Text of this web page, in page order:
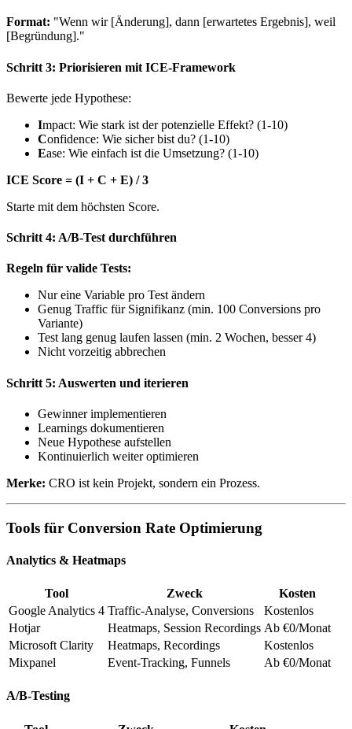
Format: "Wenn wir [Änderung], dann [erwartetes Ergebnis], weil
[Begründung]."
Schritt 3: Priorisieren mit ICE-Framework
Bewerte jede Hypothese:
Impact: Wie stark ist der potenzielle Effekt? (1-10)
Confidence: Wie sicher bist du? (1-10)
Ease: Wie einfach ist die Umsetzung? (1-10)
ICE Score = (I + C + E) / 3
Starte mit dem höchsten Score.
Schritt 4: A/B-Test durchführen
Regeln für valide Tests:
Nur eine Variable pro Test ändern
Genug Traffic für Signifikanz (min. 100 Conversions pro
Variante)
Test lang genug laufen lassen (min. 2 Wochen, besser 4)
Nicht vorzeitig abbrechen
Schritt 5: Auswerten und iterieren
Gewinner implementieren
Learnings dokumentieren
Neue Hypothese aufstellen
Kontinuierlich weiter optimieren
Merke: CRO ist kein Projekt, sondern ein Prozess.
Tools für Conversion Rate Optimierung
Analytics & Heatmaps
Tool Zweck
Kosten
Google Analytics 4 Traffic-Analyse, Conversions
Kostenlos
Hotjar
Heatmaps, Session Recordings Ab €0/Monat
Microsoft Clarity
Heatmaps, Recordings
Kostenlos
Mixpanel
Event-Tracking, Funnels Ab €0/Monat
A/B-Testing